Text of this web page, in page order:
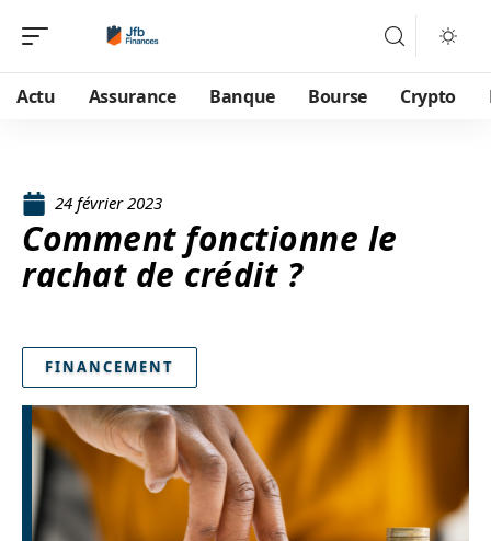
Actu Assurance Banque Bourse Crypto
24 février 2023
Comment fonctionne le
rachat de crédit ?
FINANCEMENT